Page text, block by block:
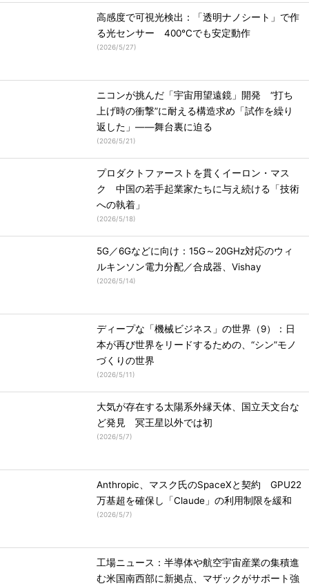
高感度で可視光検出：「透明ナノシート」で作
る光センサー 400℃でも安定動作
(2026/5/27)
ニコンが挑んだ「宇宙用望遠鏡」開発 “打ち
上げ時の衝撃”に耐える構造求め「試作を繰り
返した」――舞台裏に迫る
(2026/5/21)
プロダクトファーストを貫くイーロン・マス
ク 中国の若手起業家たちに与え続ける「技術
への執着」
(2026/5/18)
5G／6Gなどに向け：15G～20GHz対応のウィ
ルキンソン電力分配／合成器、Vishay
(2026/5/14)
ディープな「機械ビジネス」の世界（9）：日
本が再び世界をリードするための、“シン”モノ
づくりの世界
(2026/5/11)
大気が存在する太陽系外縁天体、国立天文台な
ど発見 冥王星以外では初
(2026/5/7)
Anthropic、マスク氏のSpaceXと契約 GPU22
万基超を確保し「Claude」の利用制限を緩和
(2026/5/7)
工場ニュース：半導体や航空宇宙産業の集積進
む米国南西部に新拠点、マザックがサポート強